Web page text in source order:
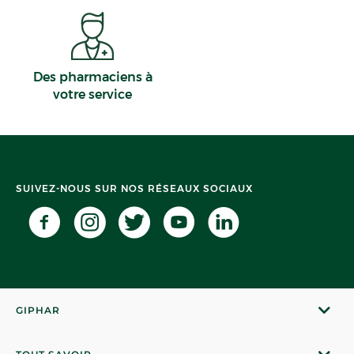
Des pharmaciens à
votre service
SUIVEZ-NOUS SUR NOS RÉSEAUX SOCIAUX
GIPHAR